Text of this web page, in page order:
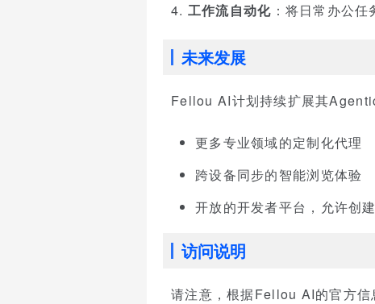
4. 工作流自动化 ：将日常办公
未来发展
Fellou AI计划持续扩展其
更多专业领域的定制化代理
跨设备同步的智能浏览体验
开放的开发者平台，允许创
访问说明
请注意，根据Fellou AI的官方信